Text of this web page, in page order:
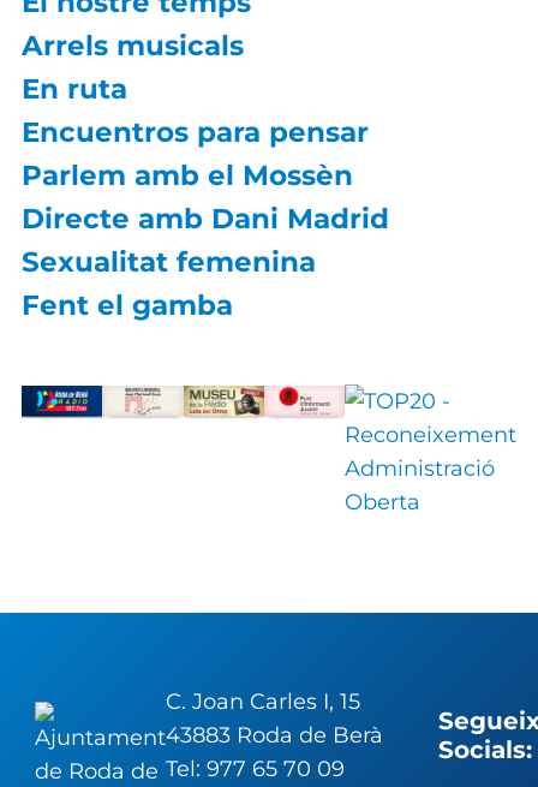
Arrels musicals
En ruta
Encuentros para pensar
Parlem amb el Mossèn
Directe amb Dani Madrid
Sexualitat femenina
Fent el gamba
C. Joan Carles I, 15
43883 Roda de Berà
Tel: 977 65 70 09
Socials: